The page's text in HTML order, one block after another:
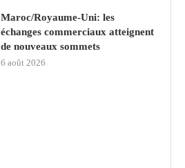
Maroc/Royaume-Uni: les
échanges commerciaux atteignent
de nouveaux sommets
6 août 2026